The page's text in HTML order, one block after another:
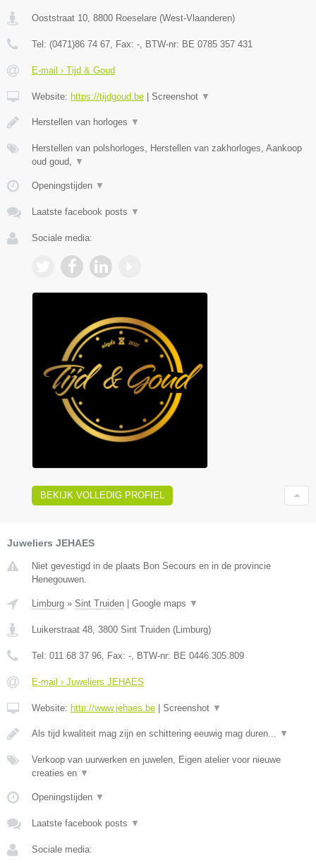
Ooststraat 10 8800 Roeselare (West-Vlaanderen)
Tel: (0471)86 74 67 , Fax: - , BTW-nr: BE 0785 357 431
E-mail › Tijd & Goud
Website: https://tijdgoud.be | Screenshot ▼
Herstellen van horloges ▼
Herstellen van polshorloges, Herstellen van zakhorloges, Aankoop
oud goud,
▼
Openingstijden ▼
Laatste facebook posts ▼
Sociale media:
BEKIJK VOLLEDIG PROFIEL
Juweliers JEHAES
Niet gevestigd in de plaats Bon Secours en in de provincie
Henegouwen.
Limburg » Sint Truiden | Google maps ▼
Luikerstraat 48 3800 Sint Truiden (Limburg)
Tel: 011 68 37 96 , Fax: - , BTW-nr: BE 0446.305.809
E-mail › Juweliers JEHAES
Website: http://www.jehaes.be | Screenshot ▼
Als tijd kwaliteit mag zijn en schittering eeuwig mag duren... ▼
Verkoop van uurwerken en juwelen, Eigen atelier voor nieuwe
creaties en ▼
Openingstijden ▼
Laatste facebook posts ▼
Sociale media: